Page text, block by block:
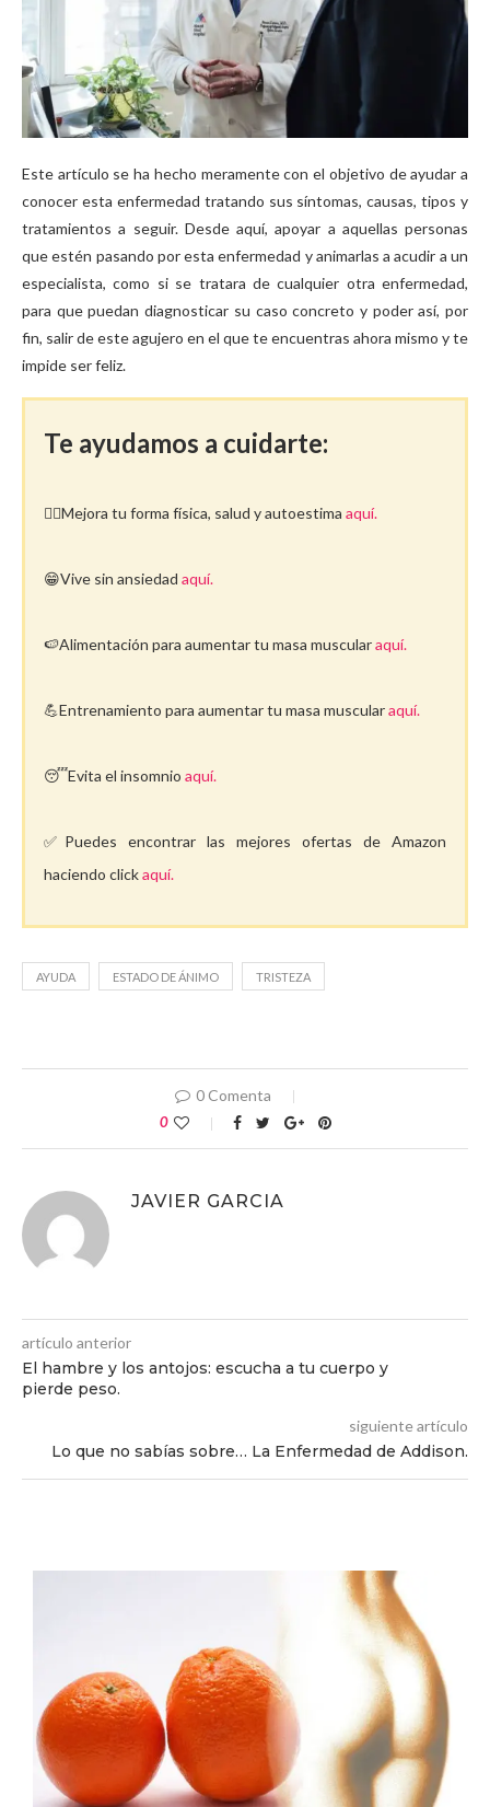
Este artículo se ha hecho meramente con el objetivo de ayudar a
conocer esta enfermedad tratando sus síntomas, causas, tipos y
tratamientos a seguir. Desde aquí, apoyar a aquellas personas
que estén pasando por esta enfermedad y animarlas a acudir a un
especialista, como si se tratara de cualquier otra enfermedad,
para que puedan diagnosticar su caso concreto y poder así, por
fin, salir de este agujero en el que te encuentras ahora mismo y te
impide ser feliz.
Te ayudamos a cuidarte:
🤸‍♀️Mejora tu forma física, salud y autoestima aquí.
😁Vive sin ansiedad aquí.
🍉Alimentación para aumentar tu masa muscularaquí.
💪Entrenamiento para aumentar tu masa muscularaquí.
😴Evita el insomnio aquí.
✅Puedes encontrar las mejores ofertas de Amazon
haciendo clickaquí.
AYUDA ESTADO DE ÁNIMO TRISTEZA
0 Comenta
0
JAVIER GARCIA
artículo anterior
El hambre y los antojos: escucha a tu cuerpo y
pierde peso.
siguiente artículo
Lo que no sabías sobre… La Enfermedad de Addison.